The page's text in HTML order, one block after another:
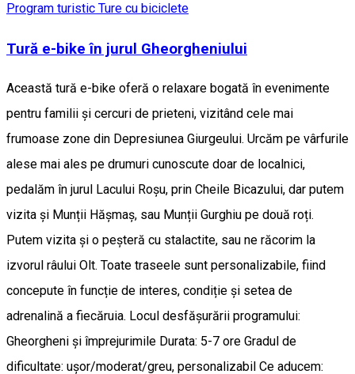
Program turistic Ture cu biciclete
Tură e-bike în jurul Gheorgheniului
Această tură e-bike oferă o relaxare bogată în evenimente
pentru familii și cercuri de prieteni, vizitând cele mai
frumoase zone din Depresiunea Giurgeului. Urcăm pe vârfurile
alese mai ales pe drumuri cunoscute doar de localnici,
pedalăm în jurul Lacului Roșu, prin Cheile Bicazului, dar putem
vizita și Munții Hășmaș, sau Munții Gurghiu pe două roți.
Putem vizita și o peșteră cu stalactite, sau ne răcorim la
izvorul râului Olt. Toate traseele sunt personalizabile, fiind
concepute în funcție de interes, condiție și setea de
adrenalină a fiecăruia. Locul desfășurării programului:
Gheorgheni și împrejurimile Durata: 5-7 ore Gradul de
dificultate: ușor/moderat/greu, personalizabil Ce aducem: